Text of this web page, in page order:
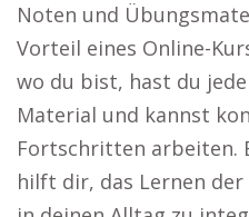
Noten und
Vorteil eines Online-
wo du bist, hast du
Material und kannst
Fortschritten arbeiten.
hilft dir, das Lernen der